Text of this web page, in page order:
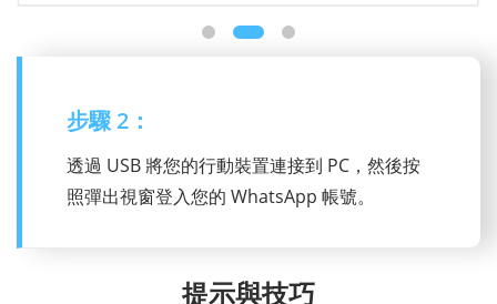
步驟 2：
透過 USB 將您的行動裝置連接到 PC，然後按
照彈出視窗登入您的 WhatsApp 帳號。
提示與技巧